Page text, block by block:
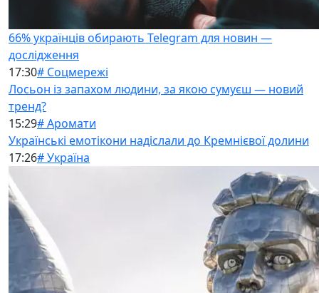
66% українців обирають Telegram для новин —
дослідження
17:30# Соцмережі
Лосьон із запахом людини, за якою сумуєш — новий
тренд?
15:29# Аромати
Українські емотікони надіслали до Кремнієвої долини
17:26# Україна